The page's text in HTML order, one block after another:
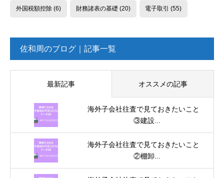
外国税額控除(6) 財務諸表の基礎 (20) 電子取引 (55)
佐和周のブログ｜記事一覧
最新記事 オススメの記事
海外子会社往査で見ておきたいこと
③建設...
海外子会社往査で見ておきたいこと
②棚卸...